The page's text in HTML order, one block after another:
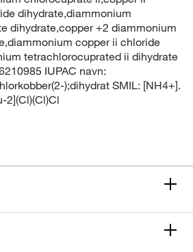
dihydrate,diammonium
dihydrate,copper +2 diammonium
copper ii chloride
tetrachlorocuprated ii dihydrate
IUPAC navn:
);dihydrat SMIL: [NH4+].
2](Cl)(Cl)Cl